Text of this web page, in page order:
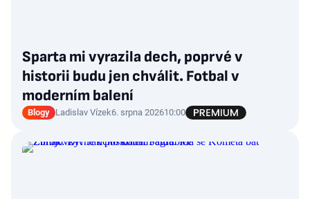
Sparta mi vyrazila dech, poprvé v
historii budu jen chválit. Fotbal v
moderním balení
Blogy Ladislav Vízek6. srpna 202610:00